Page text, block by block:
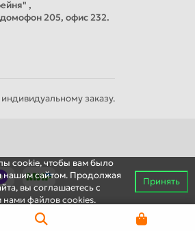
,
205, офис 232.
заказу.
cookie, чтобы вам было
нашим сайтом. Продолжая
вы соглашаетесь c
нами файлов cookies.
Принять